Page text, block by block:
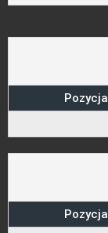
Pozycja
Pozycja